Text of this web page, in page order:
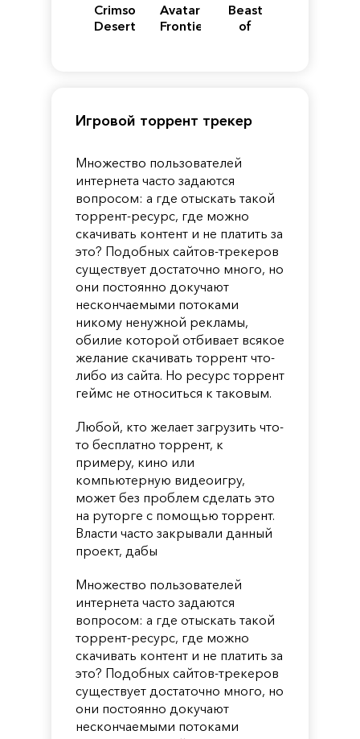
Crimson
Desert
Avatar:
Frontiers
Beast
of
Игровой торрент трекер
Множество пользователей
интернета часто задаются
вопросом: а где отыскать такой
торрент-ресурс, где можно
скачивать контент и не платить за
это? Подобных сайтов-трекеров
существует достаточно много, но
они постоянно докучают
нескончаемыми потоками
никому ненужной рекламы,
обилие которой отбивает всякое
желание скачивать торрент что-
либо из сайта. Но ресурс торрент
геймс не относиться к таковым.
Любой, кто желает загрузить что-
то бесплатно торрент, к
примеру, кино или
компьютерную видеоигру,
может без проблем сделать это
на руторге с помощью торрент.
Власти часто закрывали данный
проект, дабы
Множество пользователей
интернета часто задаются
вопросом: а где отыскать такой
торрент-ресурс, где можно
скачивать контент и не платить за
это? Подобных сайтов-трекеров
существует достаточно много, но
они постоянно докучают
нескончаемыми потоками